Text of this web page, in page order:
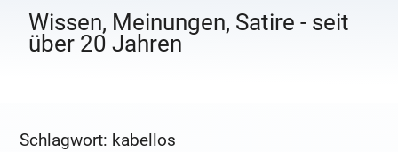
Wissen, Meinungen, Satire - seit
über 20 Jahren
Schlagwort: kabellos